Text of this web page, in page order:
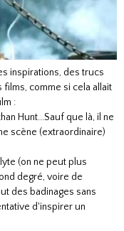
inspirations, des trucs
comme si cela allait
:
Hunt...Sauf que là, il ne
scène (extraordinaire)
(on ne peut plus
degré, voire de
des badinages sans
d'inspirer un